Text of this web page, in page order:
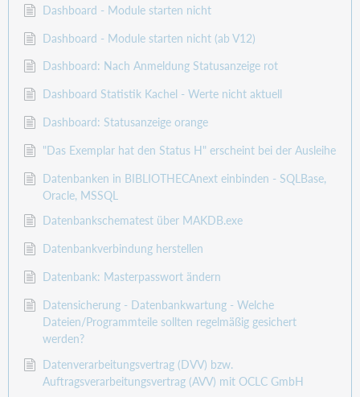
Dashboard - Module starten nicht
Dashboard - Module starten nicht (ab V12)
Dashboard: Nach Anmeldung Statusanzeige rot
Dashboard Statistik Kachel - Werte nicht aktuell
Dashboard: Statusanzeige orange
"Das Exemplar hat den Status H" erscheint bei der Ausleihe
Datenbanken in BIBLIOTHECAnext einbinden - SQLBase,
Oracle, MSSQL
Datenbankschematest über MAKDB.exe
Datenbankverbindung herstellen
Datenbank: Masterpasswort ändern
Datensicherung - Datenbankwartung - Welche
Dateien/Programmteile sollten regelmäßig gesichert
werden?
Datenverarbeitungsvertrag (DVV) bzw.
Auftragsverarbeitungsvertrag (AVV) mit OCLC GmbH